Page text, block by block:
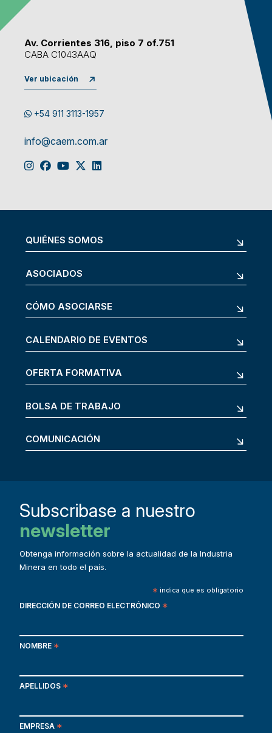
Av. Corrientes 316, piso 7 of.751
CABA C1043AAQ
Ver ubicación
+54 911 3113-1957
info@caem.com.ar
QUIÉNES SOMOS
ASOCIADOS
CÓMO ASOCIARSE
CALENDARIO DE EVENTOS
OFERTA FORMATIVA
BOLSA DE TRABAJO
COMUNICACIÓN
Subscribase a nuestro
newsletter
Obtenga información sobre la actualidad de la Industria
Minera en todo el país.
* indica que es obligatorio
DIRECCIÓN DE CORREO ELECTRÓNICO *
NOMBRE *
APELLIDOS *
EMPRESA *